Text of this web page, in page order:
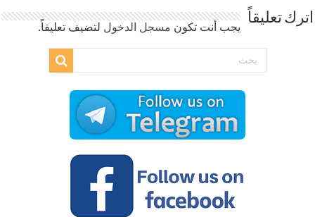
اترك تعليقاً
يجب أنت تكون مسجل الدخول لتضيف تعليقاً.